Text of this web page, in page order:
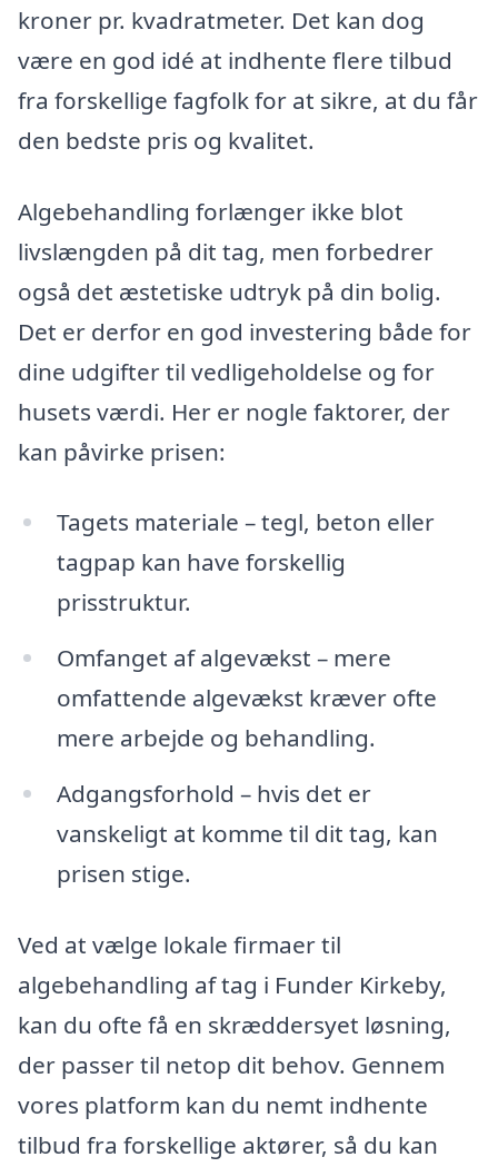
kroner pr. kvadratmeter. Det kan dog
være en god idé at indhente flere tilbud
fra forskellige fagfolk for at sikre, at du får
den bedste pris og kvalitet.
Algebehandling forlænger ikke blot
livslængden på dit tag, men forbedrer
også det æstetiske udtryk på din bolig.
Det er derfor en god investering både for
dine udgifter til vedligeholdelse og for
husets værdi. Her er nogle faktorer, der
kan påvirke prisen:
Tagets materiale – tegl, beton eller
tagpap kan have forskellig
prisstruktur.
Omfanget af algevækst – mere
omfattende algevækst kræver ofte
mere arbejde og behandling.
Adgangsforhold – hvis det er
vanskeligt at komme til dit tag, kan
prisen stige.
Ved at vælge lokale firmaer til
algebehandling af tag i Funder Kirkeby,
kan du ofte få en skræddersyet løsning,
der passer til netop dit behov. Gennem
vores platform kan du nemt indhente
tilbud fra forskellige aktører, så du kan